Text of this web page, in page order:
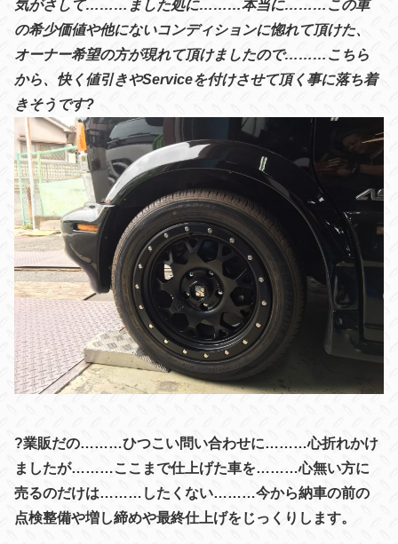
気がさして………ました処に………本当に………この車
の希少価値や他にないコンディションに惚れて頂けた、
オーナー希望の方が現れて頂けましたので………こちら
から、快く値引きやServiceを付けさせて頂く事に落ち着
きそうです?
?業販だの………ひつこい問い合わせに………心折れかけ
ましたが………ここまで仕上げた車を………心無い方に
売るのだけは………したくない………今から納車の前の
点検整備や増し締めや最終仕上げをじっくりします。